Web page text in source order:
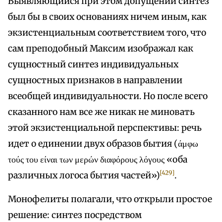
был бы в своих основаниях ничем иным, как
экзистенциальным соответствием того, что
сам преподобный Максим изображал как
сущностный синтез индивидуальных
сущностных признаков в направлении
всеобщей индивидуальности. Но после всего
сказанного нам все же никак не миновать
этой экзистенциальной перспективы: речь
идет о единении двух образов бытия (άμφω
τούς του είναι των μερών διαφόρους λόγους «оба
различных логоса бытия частей»)[429].
Монофелиты полагали, что открыли простое
решение: синтез посредством